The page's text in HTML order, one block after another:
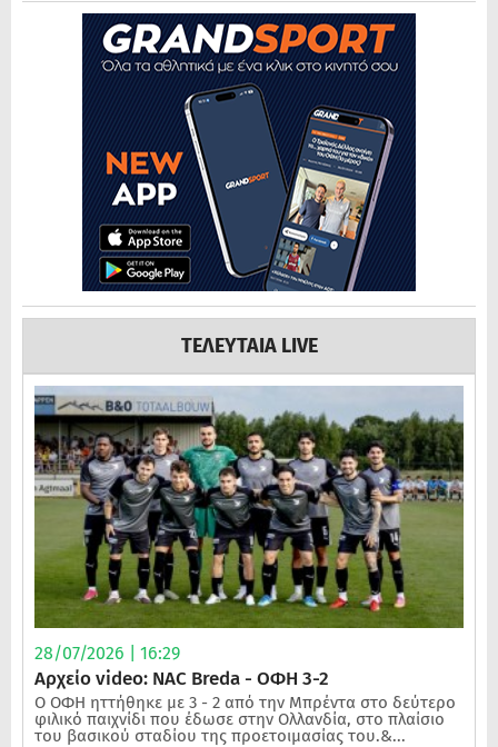
ΤΕΛΕΥΤΑΙΑ LIVE
28/07/2026 | 16:29
Αρχείο video: NAC Breda - ΟΦΗ 3-2
Ο ΟΦΗ ηττήθηκε με 3 - 2 από την Μπρέντα στο δεύτερο
φιλικό παιχνίδι που έδωσε στην Ολλανδία, στο πλαίσιο
του βασικού σταδίου της προετοιμασίας του.&...